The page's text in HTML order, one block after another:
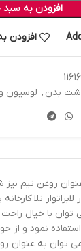
افزودن به سبد
افزودن
بدن , لوسیون
روغن نیم نیز
نلا
توان با خیال
نمود و از
می توان به عنوان